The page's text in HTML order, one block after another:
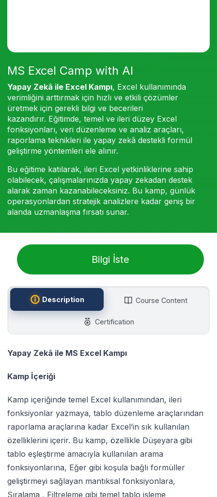
MS Excel Camp with AI
Yapay Zekâ ile Excel Kampı, Excel kullanımında
verimliğini arttırmak için hızlı ve etkili çözümler
üretmek için gerekli bilgi ve becerileri
kazandırır. Eğitimde, temel ve ileri düzey Excel
fonksiyonları, veri düzenleme ve analiz araçları,
raporlama teknikleri ile yapay zekâ destekli formül
geliştirme yöntemleri ele alınır.
Bu eğitime katılarak, ileri Excel yetkinliklerine sahip
olabilecek, çalışmalarınızda yapay zekadan destek
alarak zaman kazanabileceksiniz. Bu kamp, günlük
operasyonlardan stratejik analizlere kadar geniş bir
alanda uzmanlaşma fırsatı sunar.
Bilgi İste
Description Course Content
Certification
Yapay Zekâ ile MS Excel Kampı
Kamp İçeriği
Kamp içeriğinde temel Excel kullanımından, ileri
fonksiyonlar yazmaya, tablo düzenleme araçlarından
raporlama araçlarına kadar Excel’in sık kullanılan
özelliklerini içerir. Bu kamp, özellikle Düşeyara gibi
tablo eşleştirme amacıyla kullanılan arama
fonksiyonlarına, Eğer gibi koşula bağlı formüller
geliştirmeyi sağlayan mantıksal fonksiyonlara,
Sıralama , Filtreleme gibi temel tablo işleme